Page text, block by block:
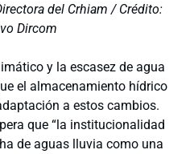
del Crhiam / Crédito:
Dircom
y la escasez de agua
el almacenamiento hídrico
a estos cambios.
que “la institucionalidad
de aguas lluvia como una